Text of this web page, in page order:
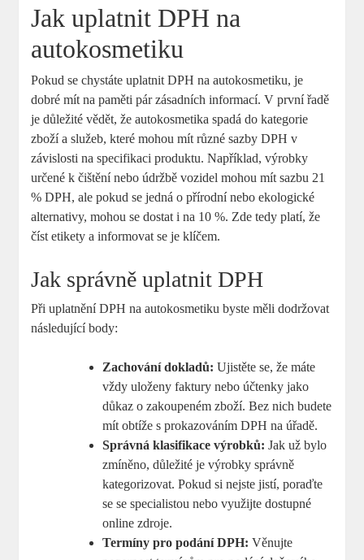
Jak uplatnit DPH na
⁤autokosmetiku
Pokud se⁢ chystáte uplatnit DPH na autokosmetiku, je
dobré mít na paměti pár zásadních ⁣informací. V první řadě
je důležité vědět, že autokosmetika⁤ spadá do kategorie
zboží a‌ služeb, které mohou ‌mít různé sazby DPH ‌v‌
závislosti‌ na specifikaci​ produktu. Například, výrobky
určené k‌ čištění nebo údržbě vozidel mohou mít sazbu 21‌
%‌ DPH,‌ ale⁤ pokud se jedná ‌o přírodní nebo ‌ekologické
alternativy, mohou se dostat i na​ 10⁣ %. Zde tedy platí, že
číst etikety⁣ a informovat se je⁤ klíčem.
Jak správně uplatnit DPH
Při uplatnění DPH na autokosmetiku byste ‍měli dodržovat
následující body:
Zachování dokladů: Ujistěte se, ⁢že máte
vždy uloženy faktury nebo účtenky jako
důkaz o ⁤zakoupeném zboží. ⁤Bez nich budete
mít obtíže s prokazováním DPH na úřadě.
Správná klasifikace výrobků: Jak už bylo
⁣zmíněno, důležité je výrobky správně
kategorizovat. Pokud si​ nejste jistí, ‍poraďte
se se specialistou nebo ‍využijte‍ dostupné
online zdroje.
Termíny pro podání⁢ DPH: Věnujte